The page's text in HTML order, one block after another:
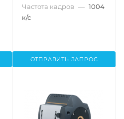
Частота кадров — 1004
к/с
ОТПРАВИТЬ ЗАПРОС